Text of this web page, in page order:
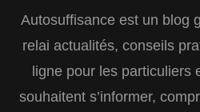
Autosuffisance est un blog
relai actualités, conseils
ligne pour les particuliers
souhaitent s’informer,